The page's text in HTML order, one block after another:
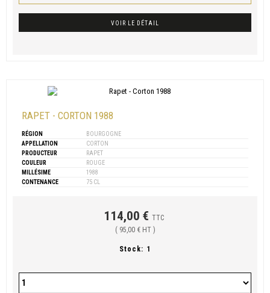
VOIR LE DÉTAIL
RAPET - CORTON 1988
RÉGION
BOURGOGNE
APPELLATION
CORTON
PRODUCTEUR
RAPET
COULEUR
ROUGE
MILLÉSIME
1988
CONTENANCE
75 CL
114,00 € TTC
( 95,00 € HT )
Stock: 1